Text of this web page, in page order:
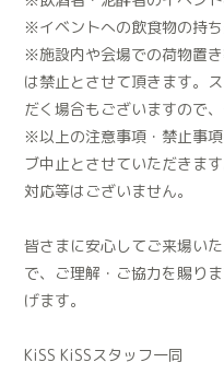
※イベントへの飲食物の持ち
※施設内や会場での荷物置
は禁止とさせて頂きます。
だく場合もございますので
※以上の注意事項・禁止事
ブ中止とさせていただきま
対応等はございません。
皆さまに安心してご来場い
で、ご理解・ご協力を賜り
げます。
KiSS KiSSスタッフ一同